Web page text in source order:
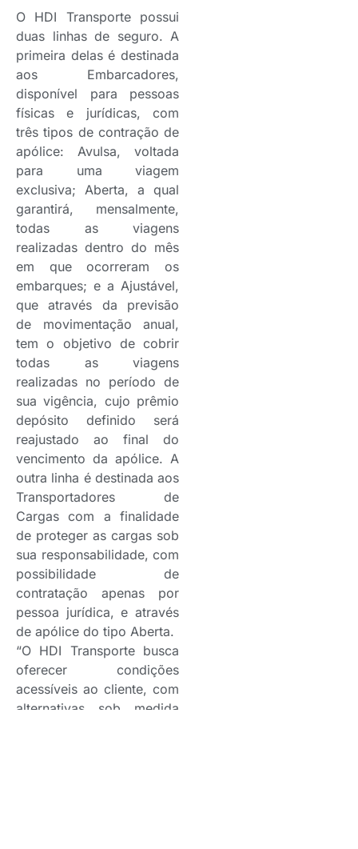
O HDI Transporte possui
duas linhas de seguro. A
primeira delas é destinada
aos Embarcadores,
disponível para pessoas
físicas e jurídicas, com
três tipos de contração de
apólice: Avulsa, voltada
para uma viagem
exclusiva; Aberta, a qual
garantirá, mensalmente,
todas as viagens
realizadas dentro do mês
em que ocorreram os
embarques; e a Ajustável,
que através da previsão
de movimentação anual,
tem o objetivo de cobrir
todas as viagens
realizadas no período de
sua vigência, cujo prêmio
depósito definido será
reajustado ao final do
vencimento da apólice. A
outra linha é destinada aos
Transportadores de
Cargas com a finalidade
de proteger as cargas sob
sua responsabilidade, com
possibilidade de
contratação apenas por
pessoa jurídica, e através
de apólice do tipo Aberta.
“O HDI Transporte busca
oferecer condições
acessíveis ao cliente, com
alternativas sob medida